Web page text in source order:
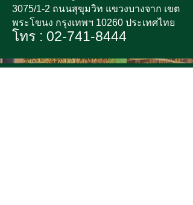
3075/1-2 ถนนสุขุมวิท แขวงบางจาก เขต
พระโขนง กรุงเทพฯ 10260 ประเทศไทย
โทร : 02-741-8444